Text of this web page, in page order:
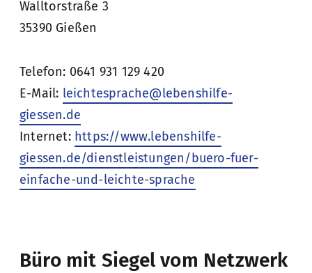
Walltorstraße 3
35390 Gießen
Telefon: 0641 931 129 420
E-Mail: leichtesprache@lebenshilfe-
giessen.de
Internet: https://www.lebenshilfe-
giessen.de/dienstleistungen/buero-fuer-
einfache-und-leichte-sprache
Büro mit Siegel vom Netzwerk